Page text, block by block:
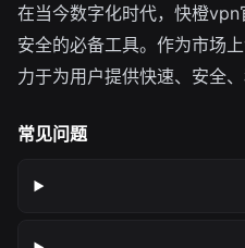
在当今数字化时代，快橙
安全的必备工具。作为市场
力于为用户提供快速、安全
常见问题